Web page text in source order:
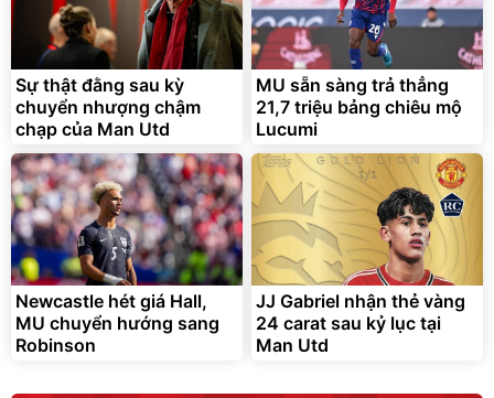
Lót ghế ôtô, nâng lưng
chống nóng giúp thoải mái
trong di chuyển
295.000đ
Đã bán nhiều
Sự thật đằng sau kỳ
chuyển nhượng chậm
chạp của Man Utd
MU sẵn sàng trả thẳng
21,7 triệu bảng chiêu mộ
Lucumi
Newcastle hét giá Hall,
MU chuyển hướng sang
Robinson
JJ Gabriel nhận thẻ vàng
24 carat sau kỷ lục tại
Man Utd